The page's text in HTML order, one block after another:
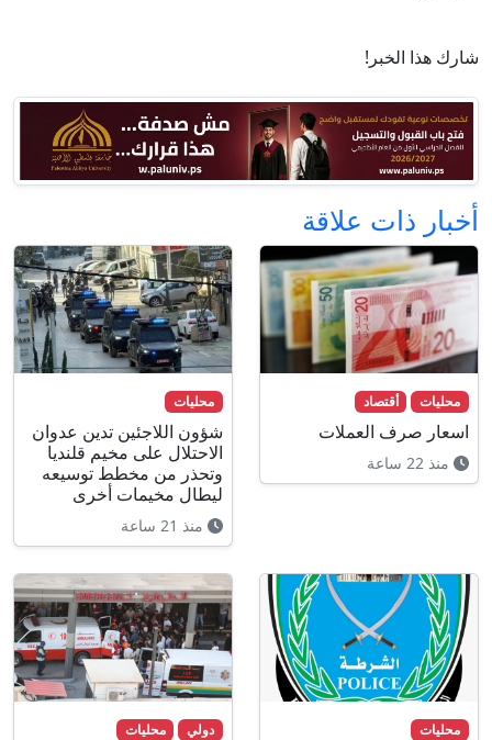
شارك هذا الخبر!
أخبار ذات علاقة
محليات أقتصاد
اسعار صرف العملات
منذ 22 ساعة
محليات
شؤون اللاجئين تدين عدوان
الاحتلال على مخيم قلنديا
وتحذر من مخطط توسيعه
ليطال مخيمات أخرى
منذ 21 ساعة
محليات دولي محليات